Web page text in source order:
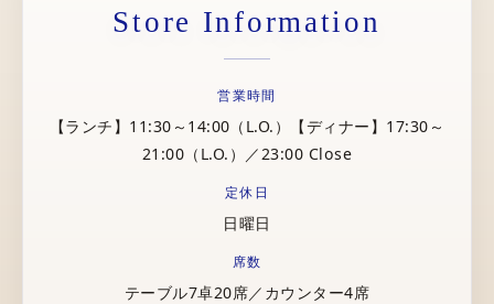
Store Information
営業時間
【ランチ】11:30～14:00（L.O.）【ディナー】17:30～
21:00（L.O.）／23:00 Close
定休日
日曜日
席数
テーブル7卓20席／カウンター4席